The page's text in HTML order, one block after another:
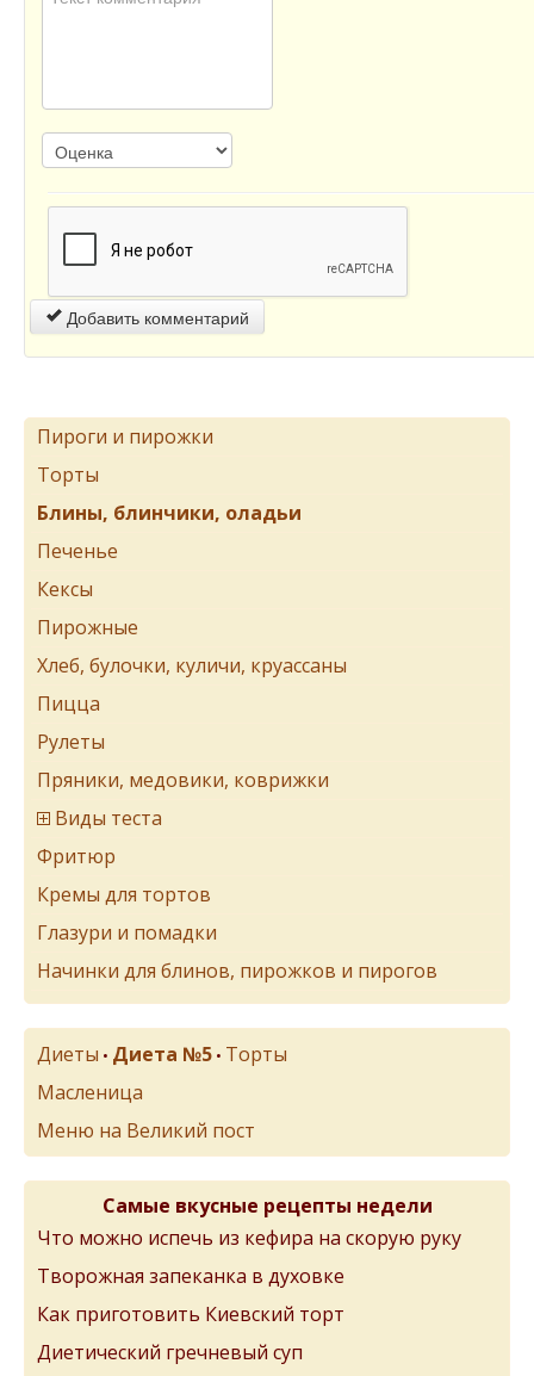
Добавить комментарий
Пироги и пирожки
Торты
Блины, блинчики, оладьи
Печенье
Кексы
Пирожные
Хлеб, булочки, куличи, круассаны
Пицца
Рулеты
Пряники, медовики, коврижки
Виды теста
Фритюр
Кремы для тортов
Глазури и помадки
Начинки для блинов, пирожков и пирогов
Диеты • Диета №5 • Торты
Масленица
Меню на Великий пост
Самые вкусные рецепты недели
Что можно испечь из кефира на скорую руку
Творожная запеканка в духовке
Как приготовить Киевский торт
Диетический гречневый суп